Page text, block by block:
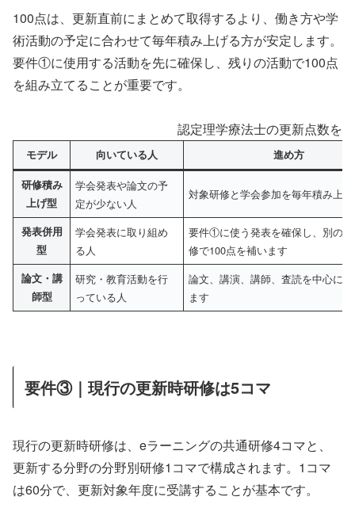
100点は、更新直前にまとめて取得するより、働き方や学
術活動の予定に合わせて毎年積み上げる方が安定します。
要件①に使用する活動を先に確保し、残りの活動で100点
を組み立てることが重要です。
認定理学療法士の更新点数を
モデル 向いている人 進め方
研修積み
上げ型
学会発表や論文の予
定が少ない人
対象研修と学会参加を毎年積み上
発表併用
型
学会発表に取り組め
る人
要件①に使う発表を確保し、別の
修で100点を補います
論文・講
師型
研究・教育活動を行
っている人
論文、講演、講師、査読を中心に
ます
要件③｜現行の更新時研修は5コマ
現行の更新時研修は、eラーニングの共通研修4コマと、
更新する分野の分野別研修1コマで構成されます。1コマ
は60分で、更新対象年度に受講することが基本です。